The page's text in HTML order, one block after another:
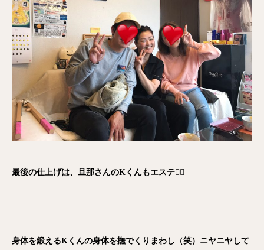
最後の仕上げは、旦那さんのKくんもエステ💆‍♂️
身体を鍛えるKくんの身体を撫でくりまわし（笑）ニヤニヤして